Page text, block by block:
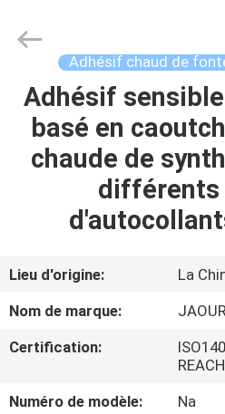
MAISON
PRODUITS
DE
NOUS
VISITE
DE
Jaour
Adhesive
Rights
Reserved.
Adhésif chaud de
Adhésif
basé en
chaude de
différents
Lieu d'origine:
La
Nom de marque:
Certification:
Numéro de modèle:
Na